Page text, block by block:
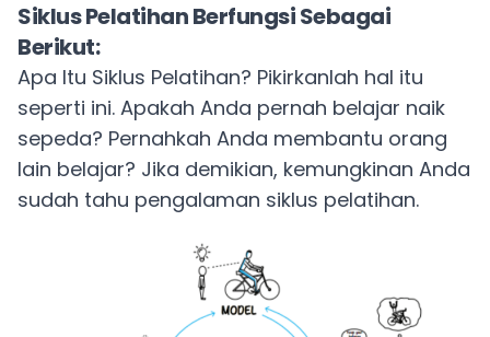
Siklus Pelatihan Berfungsi Sebagai
Berikut:
Apa Itu Siklus Pelatihan? Pikirkanlah hal itu
seperti ini. Apakah Anda pernah belajar naik
sepeda? Pernahkah Anda membantu orang
lain belajar? Jika demikian, kemungkinan Anda
sudah tahu pengalaman siklus pelatihan.